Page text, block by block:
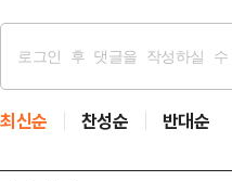
최신순 찬성순 반대순